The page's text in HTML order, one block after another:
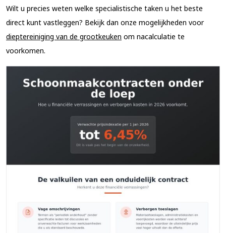
Wilt u precies weten welke specialistische taken u het beste
direct kunt vastleggen? Bekijk dan onze mogelijkheden voor
dieptereiniging van de grootkeuken om nacalculatie te
voorkomen.